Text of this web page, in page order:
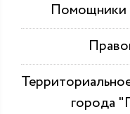
Помощники
города